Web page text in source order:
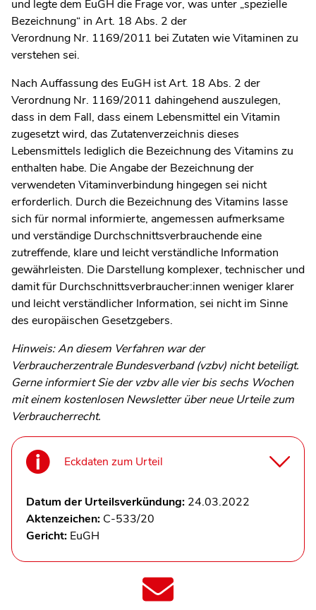
und legte dem EuGH die Frage vor, was unter „spezielle
Bezeichnung“ in Art. 18 Abs. 2 der
Verordnung Nr. 1169/2011 bei Zutaten wie Vitaminen zu
verstehen sei.
Nach Auffassung des EuGH ist Art. 18 Abs. 2 der
Verordnung Nr. 1169/2011 dahingehend auszulegen,
dass in dem Fall, dass einem Lebensmittel ein Vitamin
zugesetzt wird, das Zutatenverzeichnis dieses
Lebensmittels lediglich die Bezeichnung des Vitamins zu
enthalten habe. Die Angabe der Bezeichnung der
verwendeten Vitaminverbindung hingegen sei nicht
erforderlich. Durch die Bezeichnung des Vitamins lasse
sich für normal informierte, angemessen aufmerksame
und verständige Durchschnittsverbrauchende eine
zutreffende, klare und leicht verständliche Information
gewährleisten. Die Darstellung komplexer, technischer und
damit für Durchschnittsverbraucher:innen weniger klarer
und leicht verständlicher Information, sei nicht im Sinne
des europäischen Gesetzgebers.
Hinweis: An diesem Verfahren war der
Verbraucherzentrale Bundesverband (vzbv) nicht beteiligt.
Gerne informiert Sie der vzbv alle vier bis sechs Wochen
mit einem kostenlosen Newsletter über neue Urteile zum
Verbraucherrecht.
Eckdaten zum Urteil
Datum der Urteilsverkündung: 24.03.2022
Aktenzeichen: C-533/20
Gericht: EuGH